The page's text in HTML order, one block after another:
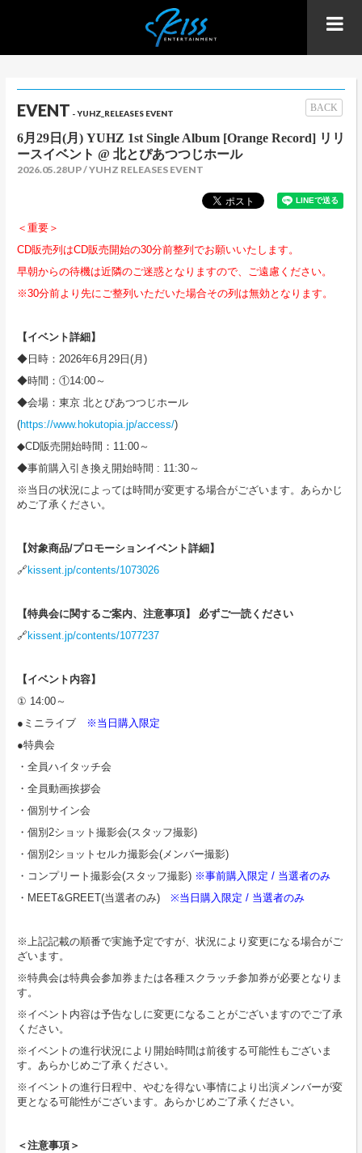
EVENT - YUHZ_RELEASES EVENT BACK
6月29日(月) YUHZ 1st Single Album [Orange Record] リリ
ースイベント @ 北とぴあつつじホール
2026.05.28UP YUHZ RELEASES EVENT
＜重要＞
CD販売列はCD販売開始の30分前整列でお願いいたします。
早朝からの待機は近隣のご迷惑となりますので、ご遠慮ください。
※30分前より先にご整列いただいた場合その列は無効となります。
【イベント詳細】
◆日時：2026年6月29日(月)
◆時間：①14:00～
◆会場：東京 北とぴあつつじホール
(https://www.hokutopia.jp/access/)
◆CD販売開始時間：11:00～
◆事前購入引き換え開始時間 : 11:30～
※当日の状況によっては時間が変更する場合がございます。あらかじ
めご了承ください。
【対象商品/プロモーションイベント詳細】
🔗kissent.jp/contents/1073026
【特典会に関するご案内、注意事項】 必ずご一読ください
🔗kissent.jp/contents/1077237
【イベント内容】
① 14:00～
●ミニライブ
※当日購入限定
●特典会
・全員ハイタッチ会
・全員動画挨拶会
・個別サイン会
・個別2ショット撮影会(スタッフ撮影)
・個別2ショットセルカ撮影会(メンバー撮影)
・コンプリート撮影会(スタッフ撮影) ※事前購入限定 / 当選者のみ
・MEET&GREET(当選者のみ) ※当日購入限定 / 当選者のみ
※上記記載の順番で実施予定ですが、状況により変更になる場合がご
ざいます。
※特典会は特典会参加券または各種スクラッチ参加券が必要となりま
す。
※イベント内容は予告なしに変更になることがございますのでご了承
ください。
※イベントの進行状況により開始時間は前後する可能性もございま
す。あらかじめご了承ください。
※イベントの進行日程中、やむを得ない事情により出演メンバーが変
更となる可能性がございます。あらかじめご了承ください。
＜注意事項＞